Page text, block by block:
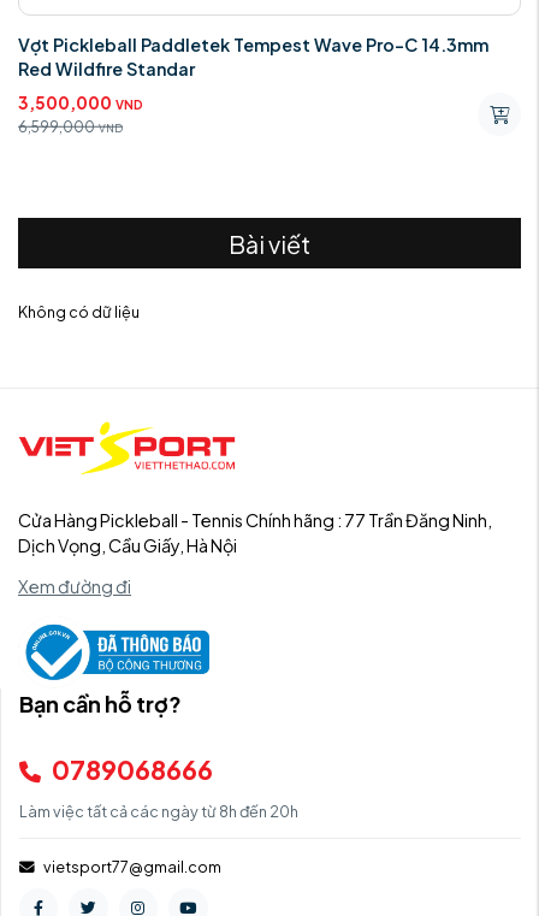
Vợt Pickleball Paddletek Tempest Wave Pro-C 14.3mm
Red Wildfire Standar
3,500,000 VND
6,599,000 VND
Bài viết
Không có dữ liệu
Cửa Hàng Pickleball - Tennis Chính hãng : 77 Trần Đăng Ninh,
Dịch Vọng, Cầu Giấy, Hà Nội
Xem đường đi
Bạn cần hỗ trợ?
0789068666
Làm việc tất cả các ngày từ 8h đến 20h
vietsport77@gmail.com